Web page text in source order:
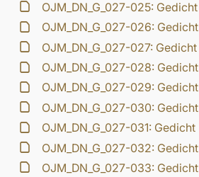
OJM_DN_G_027-025: Gedicht
OJM_DN_G_027-026: Gedicht
OJM_DN_G_027-027: Gedicht
OJM_DN_G_027-028: Gedicht
OJM_DN_G_027-029: Gedicht
OJM_DN_G_027-030: Gedicht
OJM_DN_G_027-031: Gedicht
OJM_DN_G_027-032: Gedicht
OJM_DN_G_027-033: Gedicht